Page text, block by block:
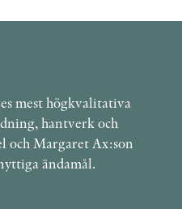
mest högkvalitativa
hantverk och
och Margaret Ax:son
ändamål.